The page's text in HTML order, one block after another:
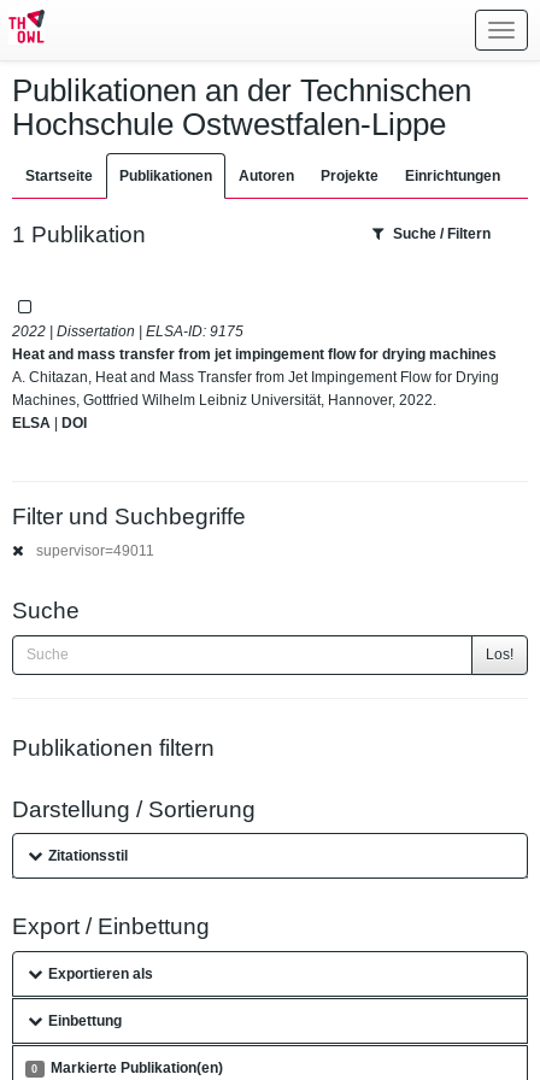
Publikationen an der Technischen
Hochschule Ostwestfalen-Lippe
Startseite Publikationen Autoren Projekte Einrichtungen
1 Publikation Suche / Filtern
2022 | Dissertation | ELSA-ID: 9175
Heat and mass transfer from jet impingement flow for drying machines
A. Chitazan, Heat and Mass Transfer from Jet Impingement Flow for Drying
Machines, Gottfried Wilhelm Leibniz Universität, Hannover, 2022.
ELSA | DOI
Filter und Suchbegriffe
supervisor=49011
Suche
Los!
Publikationen filtern
Darstellung / Sortierung
Zitationsstil
Export / Einbettung
Exportieren als
Einbettung
0 Markierte Publikation(en)